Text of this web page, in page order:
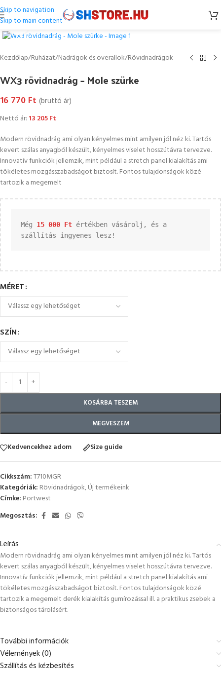
Skip to navigation
Skip to main content
Kattintson a nagyításhoz
Kezdőlap/Ruházat/Nadrágok és overallok/Rövidnadrágok
WX3 rövidnadrág – Mole szürke
16 770 Ft (bruttó ár)
Nettó ár: 13 205Ft
Modern rövidnadrág ami olyan kényelmes mint amilyen jól néz ki. Tartós
kevert szálas anyagból készült, kényelmes viselet hosszútávra tervezve.
Innovatív funkciók jellemzik, mint például a stretch panel kialakítás ami
tökéletes mozgásszabadságot biztosít. Fontos tulajdonságok közé
tartozik a megemelt
Még 15 000 Ft értékben vásárolj, és a
szállítás ingyenes lesz!
MÉRET
SZÍN
KOSÁRBA TESZEM
MEGVESZEM
Kedvencekhez adom Size guide
Cikkszám:T710MGR
Kategóriák: Rövidnadrágok,Új termékeink
Címke: Portwest
Megosztás:
Leírás
Modern rövidnadrág ami olyan kényelmes mint amilyen jól néz ki. Tartós
kevert szálas anyagból készült, kényelmes viselet hosszútávra tervezve.
Innovatív funkciók jellemzik, mint például a stretch panel kialakítás ami
tökéletes mozgásszabadságot biztosít. Fontos tulajdonságok közé
tartozik a megemelt derék kialakítás gumírozással ill. a praktikus zsebek a
biztonságos tárolásért.
További információk
Vélemények (0)
Szállítás és kézbesítés